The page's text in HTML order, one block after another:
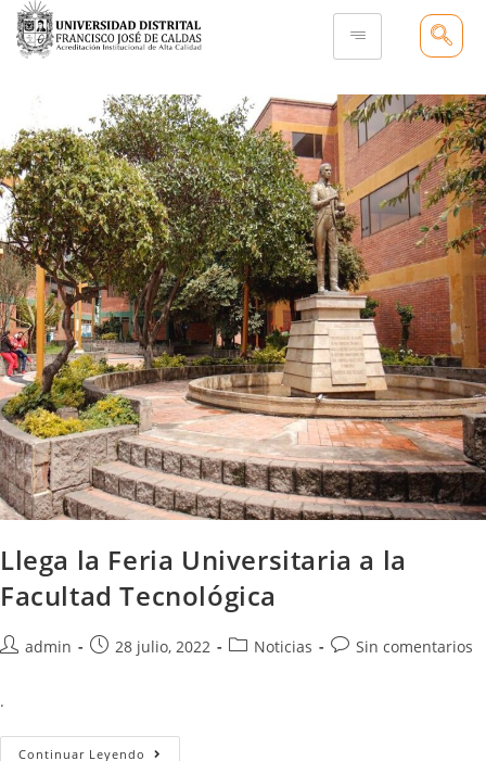
Llega la Feria Universitaria a la
Facultad Tecnológica
admin 28 julio, 2022 Noticias Sin comentarios
.
Continuar Leyendo